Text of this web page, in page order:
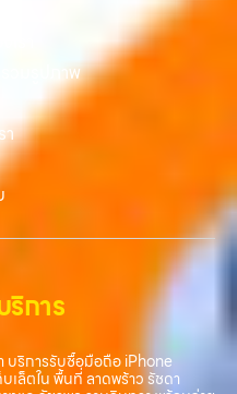
พลี, เกษตรนวมินทร์, เสนานิคม,
“รับซื้อมือถือใกล้ฉัน”, “รับซื้อ
คา”, “รับซื้อแท็บเล็ต กรุงเทพ
คาสูง” — ที่นี่คือคำตอบ เพราะ
ความสะดวกสบายที่เหนือกว่า
จ พร้อมทีมงานที่พร้อมอำนวย
ออาชีพ และจ่ายเงินทันที
เรื่องง่ายขึ้น ดีกว่า รวดเร็วกว่า
าญด้านการให้บริการ รับซื้อมือถือ
ห้อ ในราคาสูง พร้อมจ่ายเงิน
ดา, บางรัก, แจ้งวัฒนะ, บางแค,
พลี, เกษตรนวมินทร์, เสนานิคม,
, รับซื้อแมคบุค, รับซื้อโน๊ตบุ๊ค, รับ
าไอที กรุงเทพฯ…
รวมรูปภาพ
า
การ
บริการรับซื้อมือถือ iPhone
ล็ตใน พื้นที่ ลาดพร้าว รัชดา